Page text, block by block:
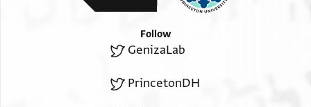
Follow
GenizaLab
PrincetonDH